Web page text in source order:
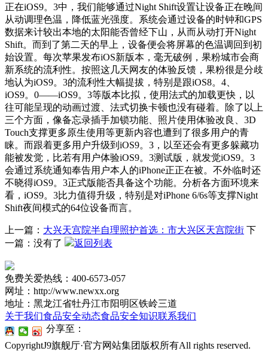
正在iOS9。3中，我们能够通过Night Shift设置让设备正在晚间
从动调理色温，降低蓝光强度。系统会通过设备的时钟和GPS
数据来计较出本地的太阳能否曾经下山，从而从动打开Night
Shift。而到了第二天的早上，设备便会将屏幕的色温调回到初
始设置。每次苹果发布iOS新版本，毫无破例，果粉城市会商
新系统的流利性。按照这几天网友的体验反馈，果粉很是分歧
地认为iOS9。3的流利性大幅提拔，特别是跟iOS8。4、
iOS9。0——iOS9。3等版本比拟，使用法式的加载更快，以
往可能呈现的动画过渡、法式切换卡顿也没有碰着。除了以上
三个方面，像备忘录插手加锁功能、照片使用体验改良、3D
Touch支撑更多原生使用等更新内容也遭到了很多用户的青
睐。而跟着更多用户升级到iOS9。3，以至还会有更多躲藏功
能被发觉，比若有用户体验iOS9。3测试版，就发觉iOS9。3
会通过系统通知奉告用户本人的iPhone正正在被。不外临时还
不晓得iOS9。3正式版能否具备这个功能。分析各方面环境来
看，iOS9。3比力值得升级，特别是对iPhone 6/6s等支撑Night
Shift夜间模式的64位设备而言。
上一篇： 大兴天宫院半自理照护首选：市大兴区天宫院街 下
一篇：没有了
返回列表
免费关爱热线：400-6573-057
网址：http://www.newxx.org
地址：黑龙江省牡丹江市阳明区铁岭三道
关于我们食品安全动态食品安全知识联系我们
分享至：
CopyrightJ9旗舰厅·官方网站集团版权所有All rights reserved.